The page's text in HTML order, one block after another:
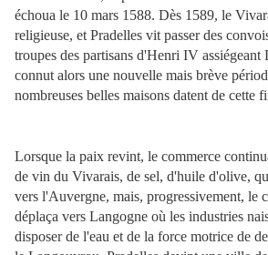
échoua le 10 mars 1588. Dès 1589, le
religieuse, et Pradelles vit passer des
troupes des partisans d'Henri IV
connut alors une nouvelle mais brève
nombreuses belles maisons datent de cette
Lorsque la paix revint, le commerce
de vin du Vivarais, de sel, d'huile d'olive,
vers l'Auvergne, mais, progressivement, le
déplaça vers Langogne où les industries
disposer de l'eau et de la force motrice de